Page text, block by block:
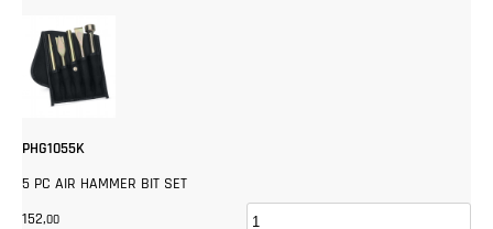
PHG1055K
5 PC AIR HAMMER BIT SET
152,00